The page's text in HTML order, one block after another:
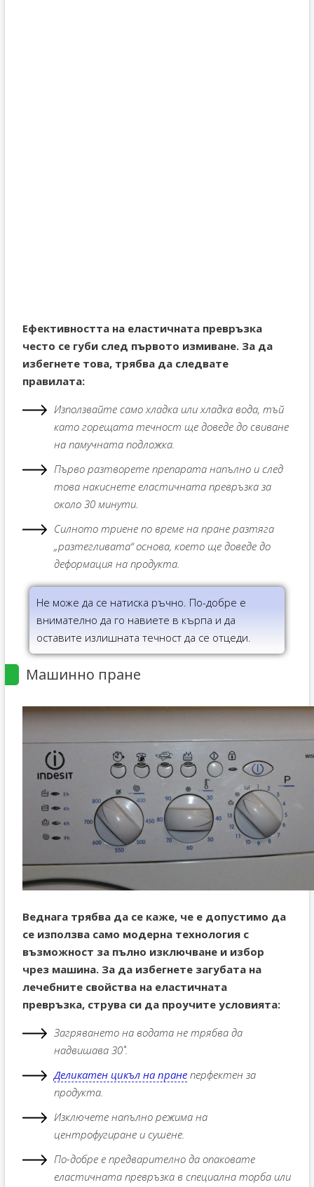
Ефективността на еластичната превръзка
често се губи след първото измиване. За да
избегнете това, трябва да следвате
правилата:
Използвайте само хладка или хладка вода, тъй
като горещата течност ще доведе до свиване
на памучната подложка.
Първо разтворете препарата напълно и след
това накиснете еластичната превръзка за
около 30 минути.
Силното триене по време на пране разтяга
„разтегливата“ основа, което ще доведе до
деформация на продукта.
Не може да се натиска ръчно. По-добре е
внимателно да го навиете в кърпа и да
оставите излишната течност да се отцеди.
Машинно пране
Веднага трябва да се каже, че е допустимо да
се използва само модерна технология с
възможност за пълно изключване и избор
чрез машина. За да избегнете загубата на
лечебните свойства на еластичната
превръзка, струва си да проучите условията:
Загряването на водата не трябва да
надвишава 30˚.
Деликатен цикъл на пранеперфектен за
продукта.
Изключете напълно режима на
центрофугиране и сушене.
По-добре е предварително да опаковате
еластичната превръзка в специална торба или